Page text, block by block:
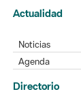
Actualidad
Noticias
Agenda
Directorio